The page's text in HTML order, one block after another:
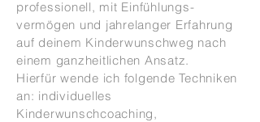
professionell, mit Einfühlungs-
vermögen und jahrelanger Erfahrung
auf deinem Kinderwunschweg nach
einem ganzheitlichen Ansatz.
Hierfür wende ich folgende Techniken
an: individuelles
Kinderwunschcoaching,